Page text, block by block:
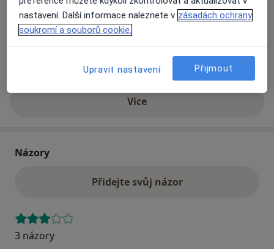
Způsoby platby (soukromé návštěvy)
Na teto adrese lékař přijímá pacienty na pojišťovnu
Víceo adrese
Názory
Přidejte svůj názor
3 názory
nastavení. Další informace naleznete v zásadách ochrany
soukromí a souborů cookie.
Upravit nastavení Přijmout